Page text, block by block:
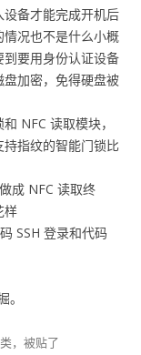
备才能完成开机后
况也不是什么小概
要用身份认证设备
加密，免得硬盘被
NFC 读取模块，
指纹的智能门锁比
成 NFC 读取终
样
SSH 登录和代码
，被贴了